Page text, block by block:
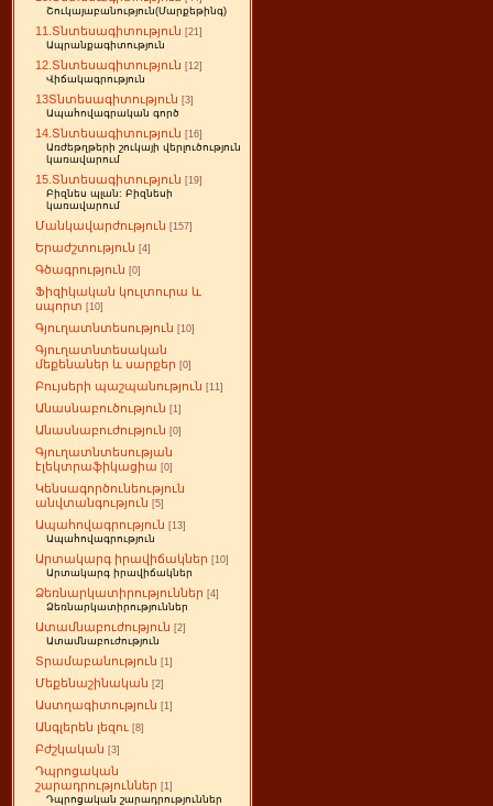
Շուկայաբանություն(Մարքեթինգ)
11.Տնտեսագիտություն [21]
Ապրանքագիտություն
12.Տնտեսագիտություն [12]
Վիճակագրություն
13Տնտեսագիտություն [3]
Ապահովագրական գործ
14.Տնտեսագիտություն [16]
Առժեթղթերի շուկայի վերլուծություն
կառավարում
15.Տնտեսագիտություն [19]
Բիզնես պլան: Բիզնեսի
կառավարում
Մանկավարժություն [157]
Երաժշտություն [4]
Գծագրություն [0]
Ֆիզիկական կուլտուրա և
սպորտ [10]
Գյուղատնտեսություն [10]
Գյուղատնտեսական
մեքենաներ և սարքեր [0]
Բույսերի պաշպանություն [11]
Անասնաբուծություն [1]
Անասնաբուժություն [0]
Գյուղատնտեսության
էլեկտրաֆիկացիա [0]
Կենսագործունեություն
անվտանգություն [5]
Ապահովագրություն [13]
Ապահովագրություն
Արտակարգ իրավիճակներ [10]
Արտակարգ իրավիճակներ
Ձեռնարկատիրություններ [4]
Ձեռնարկատիրություններ
Ատամնաբուժություն [2]
Ատամնաբուժություն
Տրամաբանություն [1]
Մեքենաշինական [2]
Աստղագիտություն [1]
Անգլերեն լեզու [8]
Բժշկական [3]
Դպրոցական
շարադրություններ [1]
Դպրոցական շարադրություններ